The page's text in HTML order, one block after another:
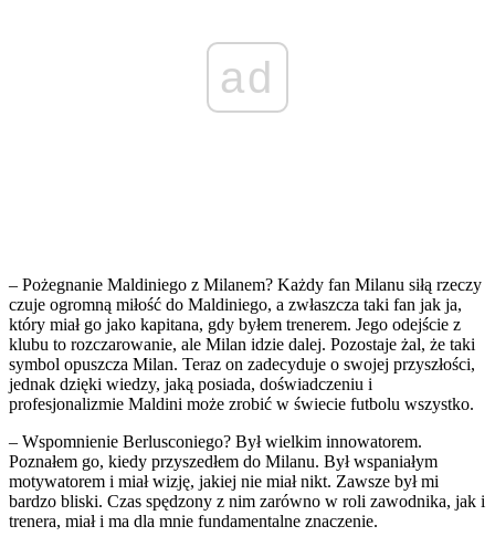
ad
– Pożegnanie Maldiniego z Milanem? Każdy fan Milanu siłą rzeczy
czuje ogromną miłość do Maldiniego, a zwłaszcza taki fan jak ja,
który miał go jako kapitana, gdy byłem trenerem. Jego odejście z
klubu to rozczarowanie, ale Milan idzie dalej. Pozostaje żal, że taki
symbol opuszcza Milan. Teraz on zadecyduje o swojej przyszłości,
jednak dzięki wiedzy, jaką posiada, doświadczeniu i
profesjonalizmie Maldini może zrobić w świecie futbolu wszystko.
– Wspomnienie Berlusconiego? Był wielkim innowatorem.
Poznałem go, kiedy przyszedłem do Milanu. Był wspaniałym
motywatorem i miał wizję, jakiej nie miał nikt. Zawsze był mi
bardzo bliski. Czas spędzony z nim zarówno w roli zawodnika, jak i
trenera, miał i ma dla mnie fundamentalne znaczenie.